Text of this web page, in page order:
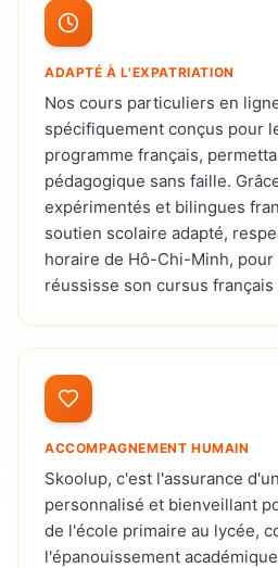
ADAPTÉ À L'EXPATRIATION
Nos cours particuliers en
spécifiquement conçus pour
programme français,
pédagogique sans faille.
expérimentés et bilingues
soutien scolaire adapté,
horaire de Hô-Chi-Minh, pour
réussisse son cursus français
ACCOMPAGNEMENT HUMAIN
Skoolup, c'est l'assurance
personnalisé et bienveillant
de l'école primaire au lycée,
l'épanouissement